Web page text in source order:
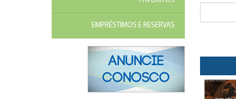
EMPRÉSTIMOS E RESERVAS